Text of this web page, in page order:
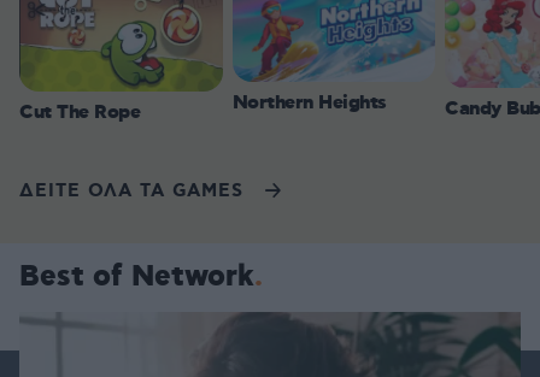
Cut The Rope Northern Heights Candy
ΔΕΙΤΕ ΟΛΑ ΤΑ GAMES
Best of Network